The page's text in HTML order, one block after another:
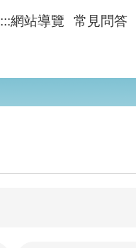
:::網站導覽 常見問答